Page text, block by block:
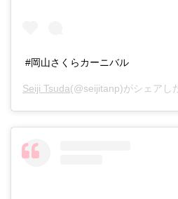
#岡山さくらカーニバル
Seiji Tsuda(@seijitanp)がシェアし